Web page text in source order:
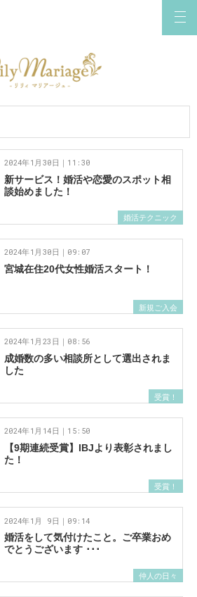
婚活テクニック
新サービス！婚活や恋愛のスポット相
談始めました！
2024年1月30日｜11:30
新規ご入会
宮城在住20代女性婚活スタート！
2024年1月30日｜09:07
受賞！
成婚数の多い相談所として選出されま
した
2024年1月23日｜08:56
受賞！
【9期連続受賞】IBJより表彰されまし
た！
2024年1月14日｜15:50
仲人の日々
婚活をして気付けたこと。ご卒業おめ
でとうございます ･･･
2024年1月 9日｜09:14